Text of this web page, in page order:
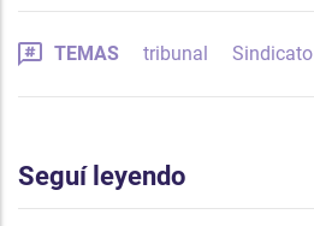
TEMAS tribunal Sindicato
Seguí leyendo